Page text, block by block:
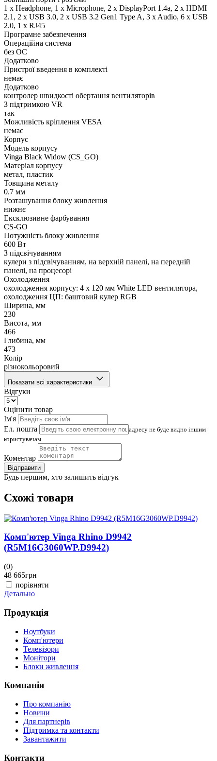
1 x Нeadphone, 1 х Microphone, 2 x DisplayPort 1.4a, 2 x HDMI
2.1, 2 x USB 3.0, 2 x USB 3.2 Gen1 Type A, 3 x Audio, 6 x USB
2.0, 1 x RJ45
Програмне забезпечення
Операційна система
без ОС
Додатково
Пристрої введення в комплекті
немає
Додатково
контролер швидкості обертання вентиляторів
З підтримкою VR
так
Можливість кріплення VESA
немає
Корпус
Модель корпусу
Vinga Black Widow (CS_GO)
Матеріал корпусу
метал, пластик
Товщина металу
0.7 мм
Розташування блоку живлення
нижнє
Ексклюзивне фарбування
CS-GO
Потужність блоку живлення
600 Вт
З підсвічуванням
кулери з підсвічуванням, на верхній панелі, на передній
панелі, на процесорі
Охолодження
охолодження корпусу: 4 x 120 мм White LED вентилятора,
охолодження ЦП: баштовий кулер RGB
Ширина, мм
230
Висота, мм
466
Глибина, мм
473
Колір
різнокольоровий
Показати всі характеристики
Відгуки
Оцінити товар
Ім'я
Ел. пошта
адресу не буде видно іншим
користувачам
Коментар
Відправити
Будь першим, хто залишить відгук
Схожі товари
Комп'ютер Vinga Rhino D9942
(R5M16G3060WP.D9942)
(0)
48 665грн
порівняти
Детально
Продукція
Ноутбуки
Комп'ютери
Телевізори
Монітори
Блоки живлення
Компанія
Про компанію
Новини
Для партнерів
Підтримка та контакти
Завантажити
Контакти